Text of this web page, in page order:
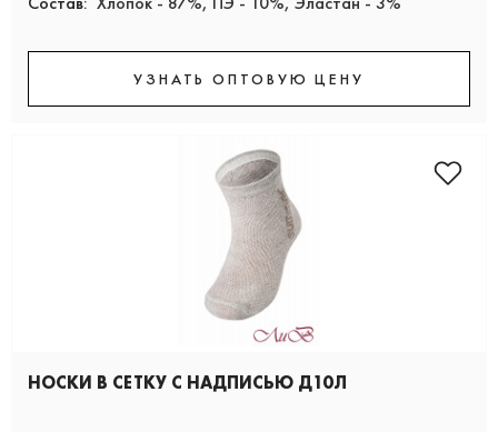
УЗНАТЬ ОПТОВУЮ ЦЕНУ
НОСКИ В СЕТКУ С НАДПИСЬЮ Д10Л